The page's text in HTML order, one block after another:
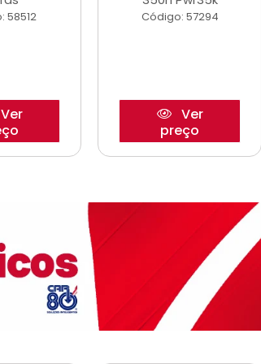
58512
Ver
Código: 57294
Ver
preço